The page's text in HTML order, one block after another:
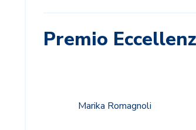
Premio
Marika Romagnoli